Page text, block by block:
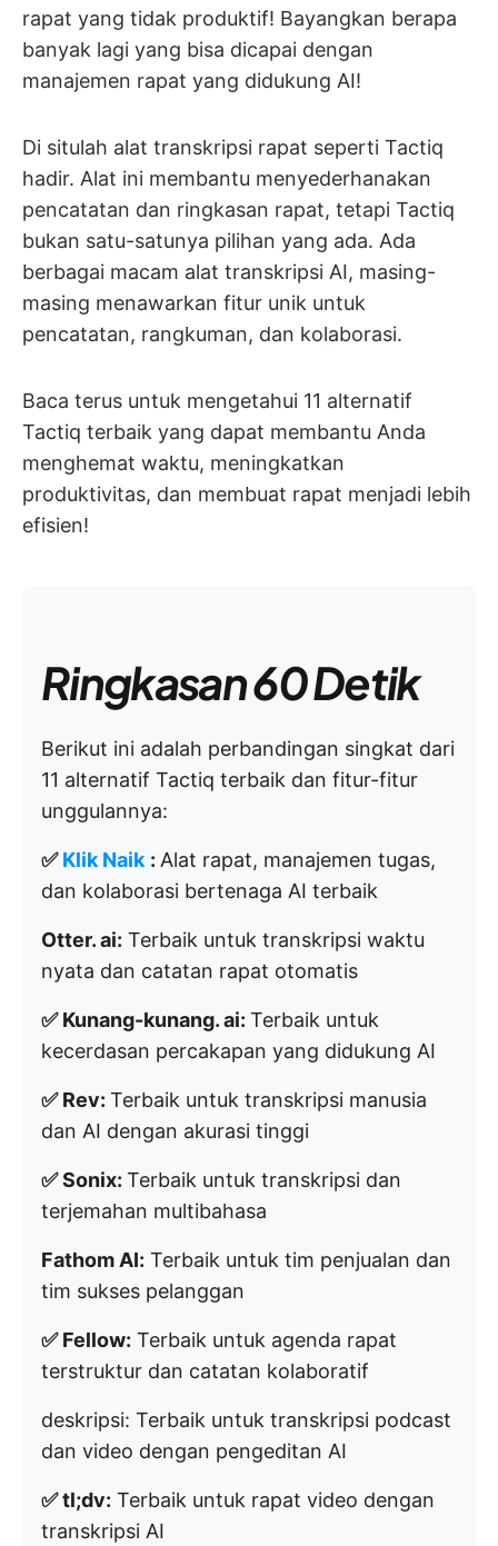
rapat yang tidak produktif! Bayangkan berapa
banyak lagi yang bisa dicapai dengan
manajemen rapat yang didukung AI!
Di situlah alat transkripsi rapat seperti Tactiq
hadir. Alat ini membantu menyederhanakan
pencatatan dan ringkasan rapat, tetapi Tactiq
bukan satu-satunya pilihan yang ada. Ada
berbagai macam alat transkripsi AI, masing-
masing menawarkan fitur unik untuk
pencatatan, rangkuman, dan kolaborasi.
Baca terus untuk mengetahui 11 alternatif
Tactiq terbaik yang dapat membantu Anda
menghemat waktu, meningkatkan
produktivitas, dan membuat rapat menjadi lebih
efisien!
Ringkasan 60 Detik
Berikut ini adalah perbandingan singkat dari
11 alternatif Tactiq terbaik dan fitur-fitur
unggulannya:
✅Klik Naik : Alat rapat, manajemen tugas,
dan kolaborasi bertenaga AI terbaik
Otter. ai: Terbaik untuk transkripsi waktu
nyata dan catatan rapat otomatis
✅ Kunang-kunang. ai: Terbaik untuk
kecerdasan percakapan yang didukung AI
✅ Rev: Terbaik untuk transkripsi manusia
dan AI dengan akurasi tinggi
✅ Sonix: Terbaik untuk transkripsi dan
terjemahan multibahasa
Fathom AI: Terbaik untuk tim penjualan dan
tim sukses pelanggan
✅ Fellow: Terbaik untuk agenda rapat
terstruktur dan catatan kolaboratif
deskripsi: Terbaik untuk transkripsi podcast
dan video dengan pengeditan AI
✅ tl;dv: Terbaik untuk rapat video dengan
transkripsi AI